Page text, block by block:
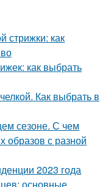
стрижки: как
как выбрать
Как выбрать в
сезоне. С чем
образов с разной
2023 года